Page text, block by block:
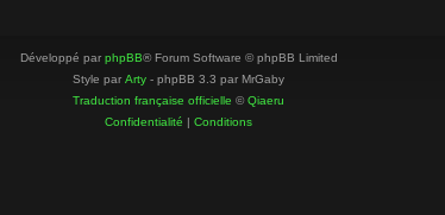
Développé par phpBB® Forum Software © phpBB Limited
Style par Arty - phpBB 3.3 par MrGaby
Traduction française officielle ©Qiaeru
Confidentialité | Conditions